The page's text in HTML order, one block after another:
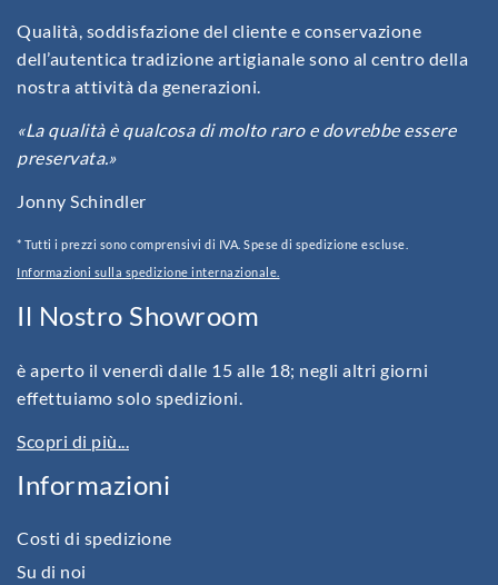
Qualità, soddisfazione del cliente e conservazione
dell’autentica tradizione artigianale sono al centro della
nostra attività da generazioni.
«La qualità è qualcosa di molto raro e dovrebbe essere
preservata.»
Jonny Schindler
* Tutti i prezzi sono comprensivi di IVA. Spese di spedizione escluse.
Informazioni sulla spedizione internazionale.
Il Nostro Showroom
è aperto il venerdì dalle 15 alle 18; negli altri giorni
effettuiamo solo spedizioni.
Scopri di più...
Informazioni
Costi di spedizione
Su di noi